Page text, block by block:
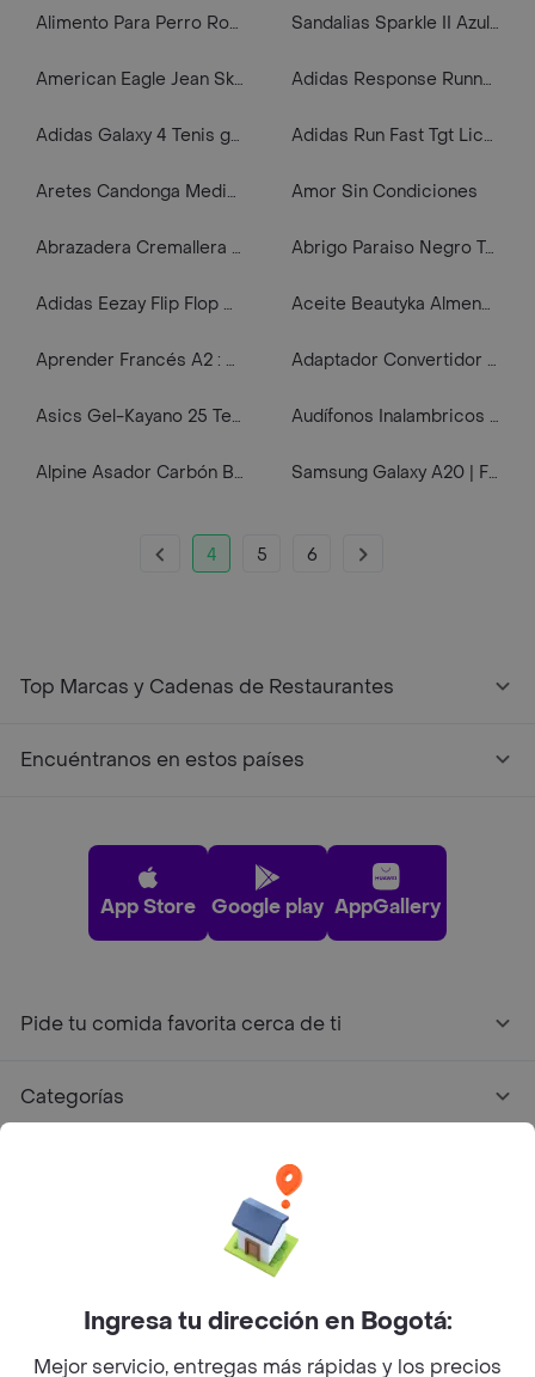
Alimento Para Perro Royal Canin French Bulldog Puppy 1.37 Kg Sandalias Sparkle II Azul Náutico Talla 38 4146937 Havaianas
American Eagle Jean Skinny Athletic Rosa Deseo Talla 34 x 32 Adidas Response Runner U Tenis Rojo De Hombre Para Correr
Adidas Galaxy 4 Tenis gris de mujer para correr Adidas Run Fast Tgt Licra verde de mujer para correr
Aretes Candonga Medias Mariposas En Filigrana Dorado Amor Sin Condiciones
Abrazadera Cremallera 1 1/2" Abrigo Paraiso Negro Talla S Mujer Mango
Adidas Eezay Flip Flop Sandalias azul de hombre para natacion Aceite Beautyka Almendras 250ml
Aprender Francés A2 : Nivel Principiantes - Anthony Bulger Adaptador Convertidor 3 - 2 De Polo A Tierra Sin Polo Codelca
Asics Gel-Kayano 25 Tenis negro de hombre para correr Audífonos Inalambricos Redmi Buds 4 Active Blanco
Alpine Asador Carbón Bbq Rojo 14 Pulgadas R14R Samsung Galaxy A20 | Forro Protector | Case Rigido|casetiki |frasco Magico | Samsung | Carcasa | Funda | Anti Humedad | Full Proteccion.
4 5 6
Top Marcas y Cadenas de Restaurantes
Encuéntranos en estos países
App Store Google play AppGallery
Pide tu comida favorita cerca de ti
Categorías
Facebook
Twitter
Instagram
©2026Rappi Inc. All rights reserved.
Ingresa tu dirección en Bogotá:
Mejor servicio, entregas más rápidas y los precios